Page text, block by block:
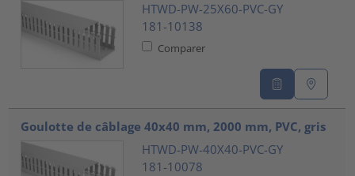
HTWD-PW-25X60-PVC-GY
181-10138
Comparer
Goulotte de câblage 40x40 mm, 2000 mm, PVC, gris
HTWD-PW-40X40-PVC-GY
181-10078